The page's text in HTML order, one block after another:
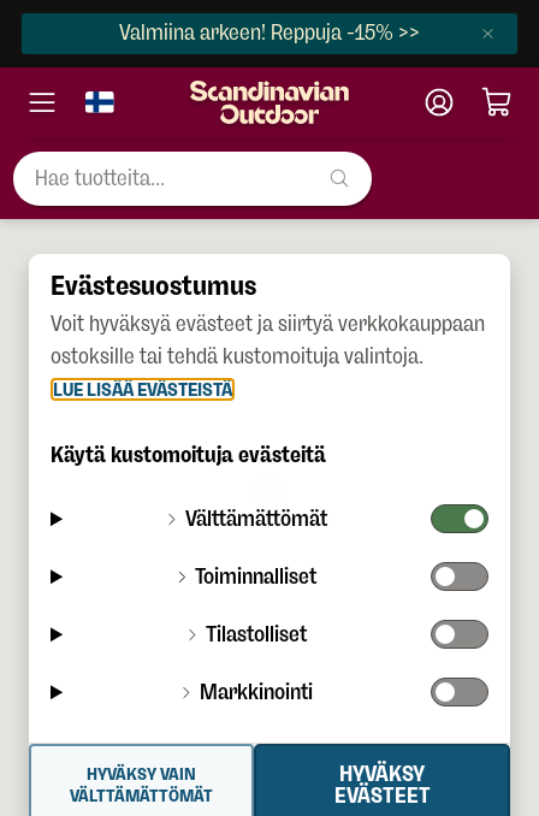
Valmiina arkeen! Reppuja -15% >>
Evästesuostumus
Voit hyväksyä evästeet ja siirtyä verkkokauppaan
ostoksille tai tehdä kustomoituja valintoja.
LUE LISÄÄ EVÄSTEISTÄ
Käytä kustomoituja evästeitä
Välttämättömät
Toiminnalliset
Tilastolliset
Markkinointi
HYVÄKSY
EVÄSTEET
HYVÄKSY VAIN
VÄLTTÄMÄTTÖMÄT